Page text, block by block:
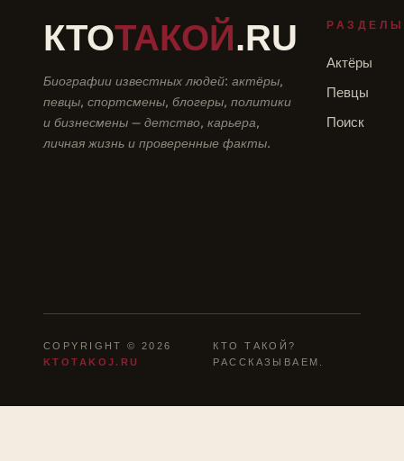
КТОТАКОЙ.RU
Биографии известных людей: актёры,
певцы, спортсмены, блогеры, политики
и бизнесмены — детство, карьера,
личная жизнь и проверенные факты.
РАЗДЕЛЫ
Актёры
Певцы
Поиск
COPYRIGHT © 2026
KTOTAKOJ.RU
КТО ТАКОЙ?
РАССКАЗЫВАЕМ.